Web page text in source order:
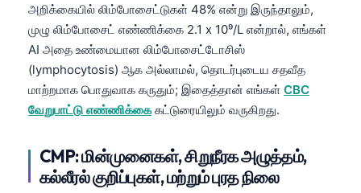
அறிக்கையில் லிம்போசைட்டுகள் 48% என்று இருந்தாலும்,
முழு லிம்போசைட் எண்ணிக்கை 2.1 x 10⁹/L என்றால், எங்கள்
AI அதை உண்மையான லிம்போசைட்டோசிஸ்
(lymphocytosis) ஆக அல்லாமல், தொடர்புடைய சதவீத
மாற்றமாக பொதுவாக கருதும்; இதைத்தான் எங்கள் CBC
வேறுபாட்டு எண்ணிக்கைகட்டுரையிலும் வருகிறது.
CMP: மின்முனைகள், சிறுநீரக அழுத்தம்,
கல்லீரல் குறிப்புகள், மற்றும் புரத நிலை